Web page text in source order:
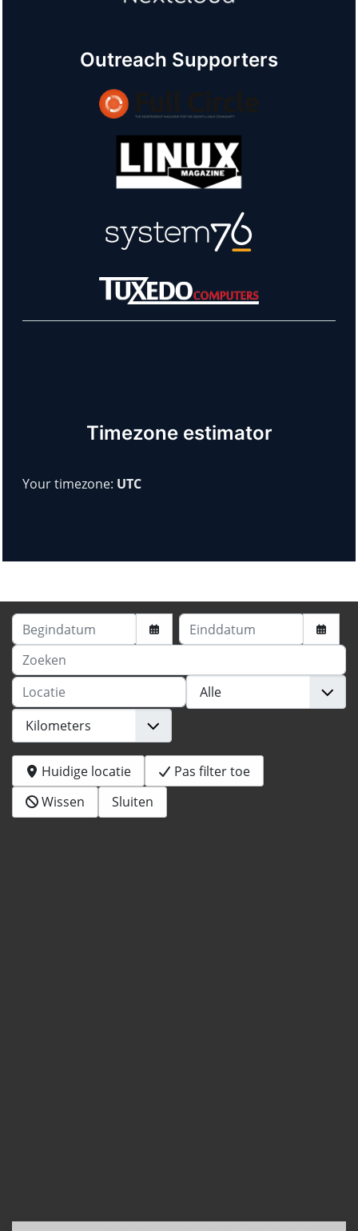
Outreach Supporters
Timezone estimator
Your timezone: UTC
Begindatum
Einddatum
Zoeken
Locatie
Huidige locatie
Pas filter toe
Wissen
Sluiten